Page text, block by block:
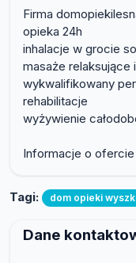
Firma
opieka 24h
inhalacje w grocie
masaże relaksujące
wykwalifikowany
rehabilitacje
wyżywienie
Informacje o
Tagi: dom opieki
Dane